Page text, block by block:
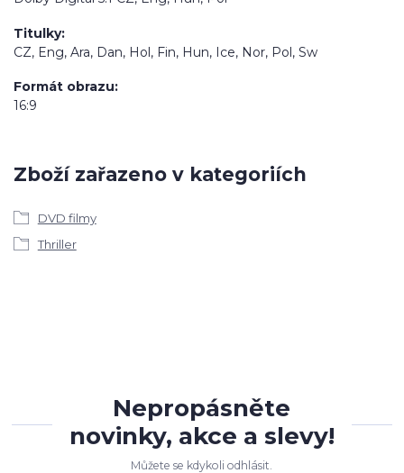
Titulky
CZ, Eng, Ara, Dan, Hol, Fin, Hun, Ice, Nor, Pol, Sw
Formát obrazu
16:9
Zboží zařazeno v kategoriích
DVD filmy
Thriller
Nepropásněte
novinky, akce a slevy!
Můžete se kdykoli odhlásit.